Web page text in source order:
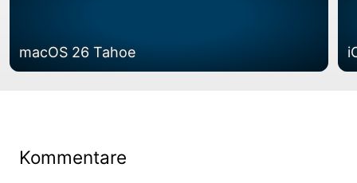
macOS 26 Tahoe
Kommentare